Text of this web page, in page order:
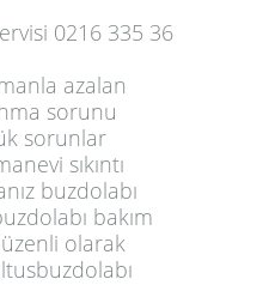
0216 335 36
azalan
sorunu
sorunlar
sıkıntı
buzdolabı
bakım
olarak